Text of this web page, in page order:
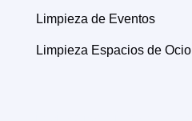
Limpieza de Eventos
Limpieza Espacios de Ocio